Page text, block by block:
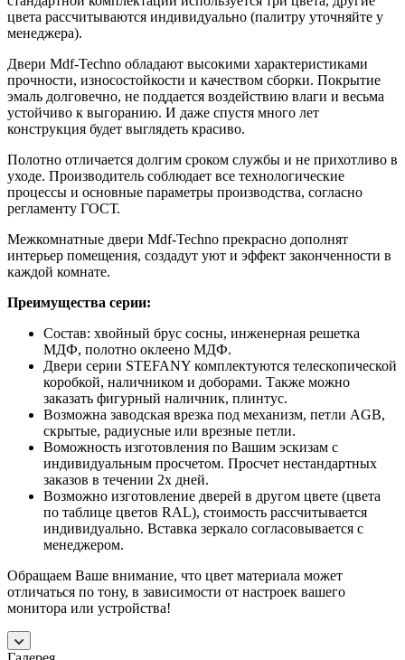
цвета рассчитываются индивидуально (палитру уточняйте у
менеджера).
Двери Mdf-Techno обладают высокими характеристиками
прочности, износостойкости и качеством сборки. Покрытие
эмаль долговечно, не поддается воздействию влаги и весьма
устойчиво к выгоранию. И даже спустя много лет
конструкция будет выглядеть красиво.
Полотно отличается долгим сроком службы и не прихотливо в
уходе. Производитель соблюдает все технологические
процессы и основные параметры производства, согласно
регламенту ГОСТ.
Межкомнатные двери Mdf-Techno прекрасно дополнят
интерьер помещения, создадут уют и эффект законченности в
каждой комнате.
Преимущества серии:
Состав: хвойный брус сосны, инженерная решетка
МДФ, полотно оклеено МДФ.
Двери серии STEFANY комплектуются телескопической
коробкой, наличником и доборами. Также можно
заказать фигурный наличник, плинтус.
Возможна заводская врезка под механизм, петли AGB,
скрытые, радиусные или врезные петли.
Воможность изготовления по Вашим эскизам с
индивидуальным просчетом. Просчет нестандартных
заказов в течении 2х дней.
Возможно изготовление дверей в другом цвете (цвета
по таблице цветов RAL), стоимость рассчитывается
индивидуально. Вставка зеркало согласовывается с
менеджером.
Обращаем Ваше внимание, что цвет материала может
отличаться по тону, в зависимости от настроек вашего
монитора или устройства!